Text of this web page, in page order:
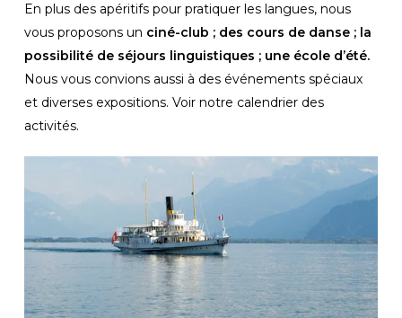
En plus des apéritifs pour pratiquer les langues, nous
vous proposons un ciné-club ; des cours de danse ; la
possibilité de séjours linguistiques ; une école d’été.
Nous vous convions aussi à des événements spéciaux
et diverses expositions. Voir notre calendrier des
activités.